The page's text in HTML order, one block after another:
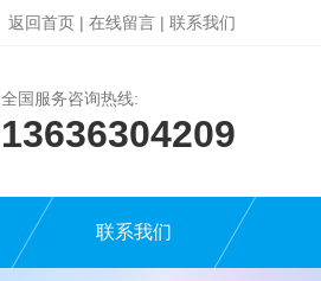
返回首页 | 在线留言 | 联系我们
全国服务咨询热线:
13636304209
联系我们